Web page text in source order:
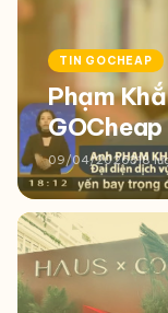
TIN GOCHEAP
Phạm
09/04/2026318